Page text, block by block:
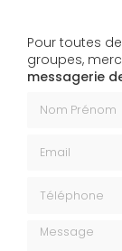
Pour toutes
groupes,
messagerie
Message